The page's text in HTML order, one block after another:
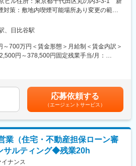
スケールの大きな業務が可能です。
性の高さ：他国の政府との交渉など「日本
に貢献する社会貢献性の高い業務が可能で
合い方やバリューへのコミットが評価され
入、海外投資あるいは海外融資といった対
バーする保険、貿易保険を提供していま
には広く知られていませんが、日本で唯一
おり、現在の世界状況の中でそのニーズは
。
の各店舗へ深く入り込み、自社ローンのシ
の「仕掛け」と「実行」のすべてを担いま
ルールが異なるため、相手に合わせた「オ
が求められます。
と関係構築（種まき）：
の仕組みづくり（戦略）：
すれば伸びる」という改善策を企画、実行
ュース（育成）：
対策：敷地内喫煙可能場所あり変更の範
所
、日比谷駅
～700万円＜賃金形態＞月給制＜賃金内訳＞
円～378,500円固定残業手当/月：
金はあくまでも目安の金額であり、選考を
があります。月給(月額)は固定手当を含めた
応募依頼する
（エージェントサービス）
業（住宅・不動産担保ローン審
サルティング◆残業20h
ナンス